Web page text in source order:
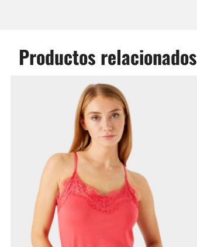
Productos relacionados